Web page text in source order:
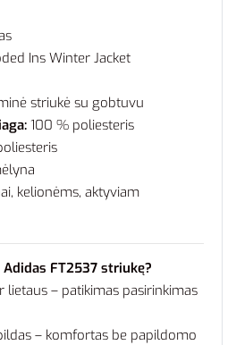
Ins Winter Jacket
striukė su gobtuvu
100 % poliesteris
kelionėms, aktyviam
FT2537 striukę?
lietaus – patikimas pasirinkimas
– komfortas be papildomo